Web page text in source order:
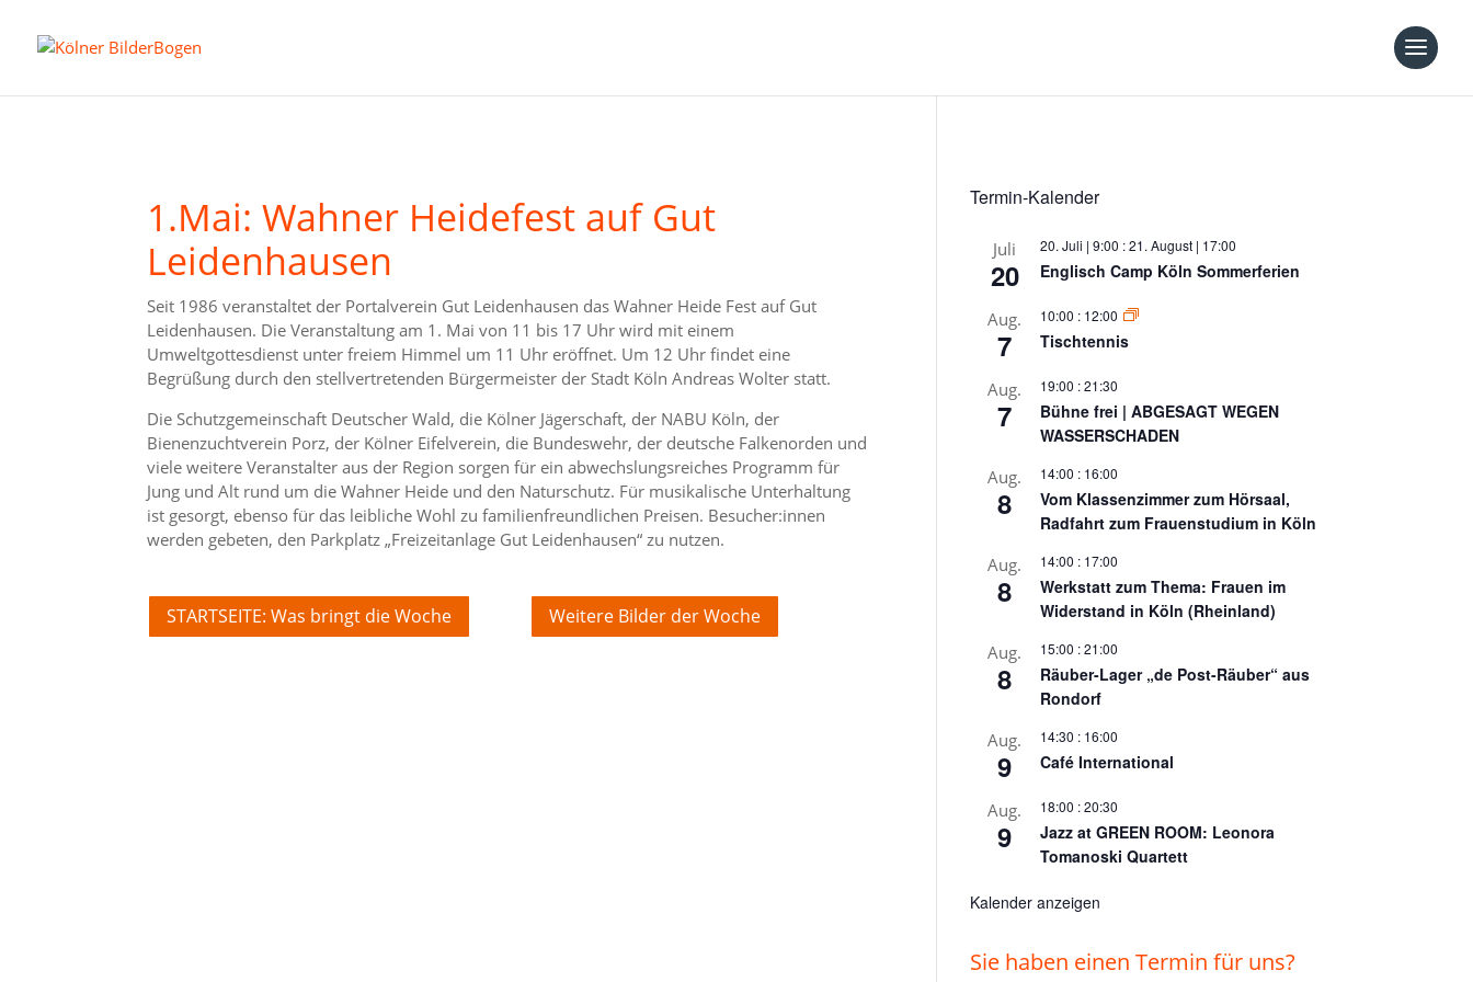
1.Mai: Wahner Heidefest auf Gut
Leidenhausen
Seit 1986 veranstaltet der Portalverein Gut Leidenhausen das Wahner Heide Fest auf Gut
Leidenhausen. Die Veranstaltung am 1. Mai von 11 bis 17 Uhr wird mit einem
Umweltgottesdienst unter freiem Himmel um 11 Uhr eröffnet. Um 12 Uhr findet eine
Begrüßung durch den stellvertretenden Bürgermeister der Stadt Köln Andreas Wolter statt.
Die Schutzgemeinschaft Deutscher Wald, die Kölner Jägerschaft, der NABU Köln, der
Bienenzuchtverein Porz, der Kölner Eifelverein, die Bundeswehr, der deutsche Falkenorden und
viele weitere Veranstalter aus der Region sorgen für ein abwechslungsreiches Programm für
Jung und Alt rund um die Wahner Heide und den Naturschutz. Für musikalische Unterhaltung
ist gesorgt, ebenso für das leibliche Wohl zu familienfreundlichen Preisen. Besucher:innen
werden gebeten, den Parkplatz „Freizeitanlage Gut Leidenhausen“ zu nutzen.
STARTSEITE: Was bringt die Woche Weitere Bilder der Woche
Termin-Kalender
Juli
20
20. Juli | 9:00 :21. August | 17:00
Englisch Camp Köln Sommerferien
Aug.
7
10:00 : 12:00
Tischtennis
Aug.
7
19:00 :21:30
Bühne frei | ABGESAGT WEGEN
WASSERSCHADEN
Aug.
8
14:00 : 16:00
Vom Klassenzimmer zum Hörsaal,
Radfahrt zum Frauenstudium in Köln
Aug.
8
14:00 : 17:00
Werkstatt zum Thema: Frauen im
Widerstand in Köln (Rheinland)
Aug.
8
15:00 :21:00
Räuber-Lager „de Post-Räuber“ aus
Rondorf
Aug.
9
14:30 : 16:00
Café International
Aug.
9
18:00 :20:30
Jazz at GREEN ROOM: Leonora
Tomanoski Quartett
Kalender anzeigen
Sie haben einen Termin für uns?